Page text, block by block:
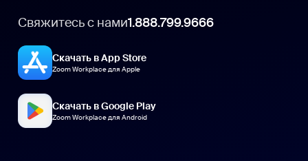
Свяжитесь с нами1.888.799.9666
Скачать в App Store
Zoom Workplace для Apple
Скачать в Google Play
Zoom Workplace для Android